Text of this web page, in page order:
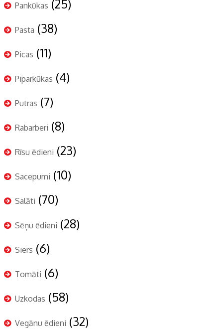
Pankūkas (25)
Pasta (38)
Picas (11)
Piparkūkas (4)
Putras (7)
Rabarberi (8)
Rīsu ēdieni (23)
Sacepumi (10)
Salāti (70)
Sēņu ēdieni (28)
Siers (6)
Tomāti (6)
Uzkodas (58)
Vegānu ēdieni (32)